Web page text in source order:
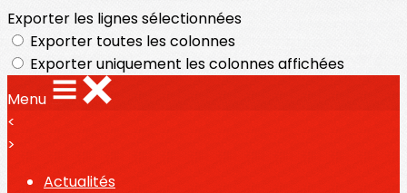
Exporter les lignes sélectionnées
Exporter toutes les colonnes
Exporter uniquement les colonnes affichées
Menu
<
>
Actualités